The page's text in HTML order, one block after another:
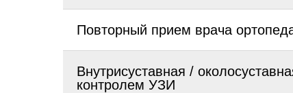
Повторный прием врача
Внутрисуставная /
контролем УЗИ